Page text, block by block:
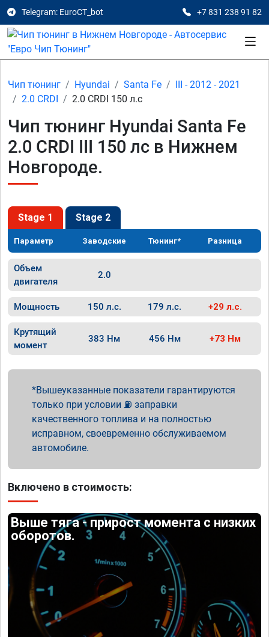
Telegram: EuroCT_bot +7 831 238 91 82
Чип тюнинг Hyundai Santa Fe
III - 2012 - 2021
2.0 CRDI
2.0 CRDI 150 л.с
Чип тюнинг Hyundai Santa Fe
2.0 CRDI III 150 лс в Нижнем
Новгороде.
Stage 1 Stage 2
Параметр Заводские Тюнинг* Разница
Объем
двигателя
2.0
Мощность 150 л.с. 179 л.с. +29 л.с.
Крутящий
момент
383 Нм 456 Нм +73 Нм
Вышеуказанные показатели гарантируются
только при условии ⛽ заправки
качественного топлива и на полностью
исправном, своевременно обслуживаемом
автомобиле.
Включено в стоимость:
Выше тяга - прирост момента с низких
оборотов.